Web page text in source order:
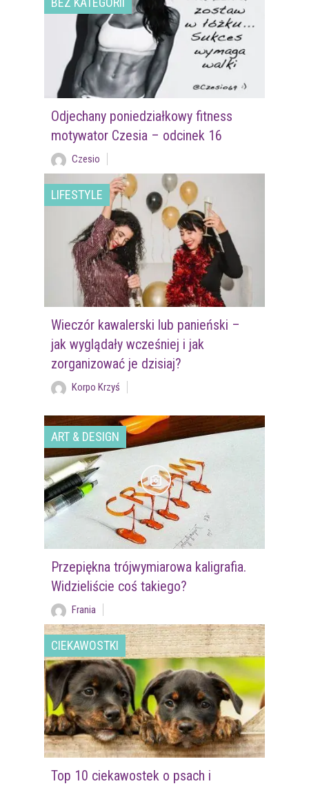
Odjechany poniedziałkowy fitness
motywator Czesia – odcinek 16
Czesio
LIFESTYLE
Wieczór kawalerski lub panieński –
jak wyglądały wcześniej i jak
zorganizować je dzisiaj?
Korpo Krzyś
ART & DESIGN
Przepiękna trójwymiarowa kaligrafia.
Widzieliście coś takiego?
Frania
CIEKAWOSTKI
Top 10 ciekawostek o psach i